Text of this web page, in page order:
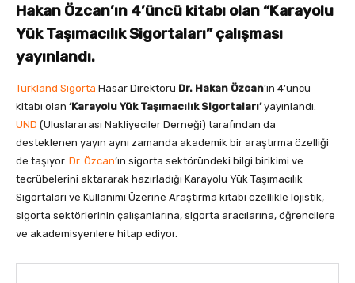
Hakan Özcan’ın 4’üncü kitabı olan “Karayolu
Yük Taşımacılık Sigortaları” çalışması
yayınlandı.
Turkland Sigorta Hasar Direktörü Dr. Hakan Özcan’ın 4’üncü
kitabı olan ‘Karayolu Yük Taşımacılık Sigortaları’yayınlandı.
UND (Uluslararası Nakliyeciler Derneği) tarafından da
desteklenen yayın aynı zamanda akademik bir araştırma özelliği
de taşıyor. Dr. Özcan’ın sigorta sektöründeki bilgi birikimi ve
tecrübelerini aktararak hazırladığı Karayolu Yük Taşımacılık
Sigortaları ve Kullanımı Üzerine Araştırma kitabı özellikle lojistik,
sigorta sektörlerinin çalışanlarına, sigorta aracılarına, öğrencilere
ve akademisyenlere hitap ediyor.